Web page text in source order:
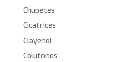
Chupetes
Cicatrices
Clayenol
Colutorios